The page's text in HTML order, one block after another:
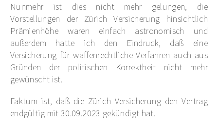
Nunmehr ist dies nicht mehr gelungen, die
Vorstellungen der Zürich Versicherung hinsichtlich
Prämienhöhe waren einfach astronomisch und
außerdem hatte ich den Eindruck, daß eine
Versicherung für waffenrechtliche Verfahren auch aus
Gründen der politischen Korrektheit nicht mehr
gewünscht ist.
Faktum ist, daß die Zürich Versicherung den Vertrag
endgültig mit 30.09.2023 gekündigt hat.